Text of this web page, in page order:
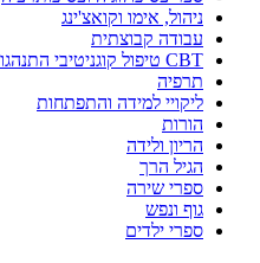
ניהול, אימו וקואצ'ינג
עבודה קבוצתית
CBT טיפול קוגניטיבי התנהגותי
תרפיה
ליקויי למידה והתפתחות
הורות
הריון ולידה
הגיל הרך
ספרי שירה
גוף ונפש
ספרי ילדים